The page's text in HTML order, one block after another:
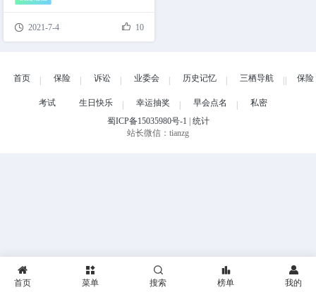
 2021-7-4  10
首页 保险 诉讼 业委会 历史记忆 三栖导航 保险
考试 生日快乐 幸运抽奖 早会点名
私密
蜀ICP备15035980号-1 | 统计
站长微信：tianzg

首页

菜单

搜索

榜单

我的